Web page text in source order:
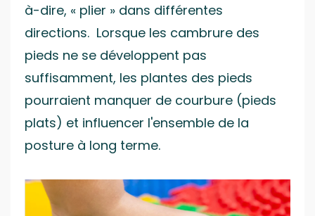
à-dire, « plier » dans différentes
directions. Lorsque les cambrure des
pieds ne se développent pas
suffisamment, les plantes des pieds
pourraient manquer de courbure (pieds
plats) et influencer l'ensemble de la
posture à long terme.